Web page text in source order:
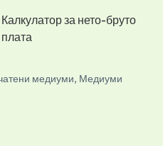
Калкулатор за нето-бруто
плата
медиуми, Медиуми